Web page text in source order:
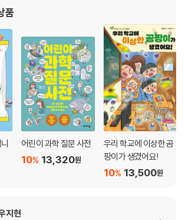
걸 얻으려면 어떻게 해야 할까요? ·123
이지 않게 하려면 어떻게 해야 할까요? ·130
게 변할까요? ·136
친구가 될 수 있을까요? ·142
품
어린이 과학 질문 사전
13,320원
10%
우리 학교에 이상한 곰
팡이가 생겼어요!
13,500원
10%
지현